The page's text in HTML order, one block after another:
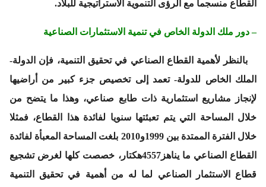
القطاع منسجما مع الرؤى التنموية الاستراتيجية للبلاد.
– دور ملك الدولة الخاص في تنمية الاستثمارات الصناعية
بالنظر لأهمية القطاع الصناعي في تحقيق التنمية، فإن الدولة-
الملك الخاص للدولة- تعمد إلى تخصيص جزء كبير من أراضيها
لإنجاز مشاريع استثمارية ذات طابع صناعي، وهذا ما يتضح من
خلال المساحة التي يتم تعبئتها سنويا لفائدة هذا القطاع، فمثلا
خلال الفترة الممتدة بين 1999و2010 بلغت المساحة المعبأة لفائدة
القطاع الصناعي ما يناهز4557هكتار، خصصت كلها لغرض تشجيع
قطاع الاستثمار الصناعي لما له من أهمية في تحقيق التنمية